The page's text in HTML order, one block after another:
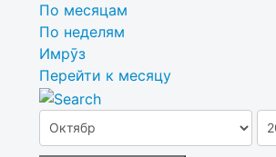
По месяцам
По неделям
Имрӯз
Перейти к месяцу